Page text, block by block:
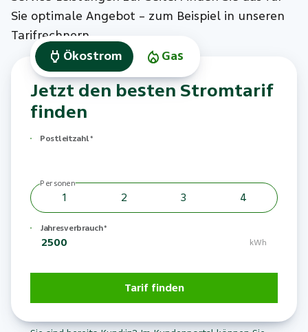
Sie optimale Angebot – zum Beispiel in unseren
Tarifrechnern.
Ökostrom
Gas
Jetzt den besten Stromtarif
finden
Postleitzahl*
Personen
1 2 3 4
Jahresverbrauch*
kWh
Tarif finden